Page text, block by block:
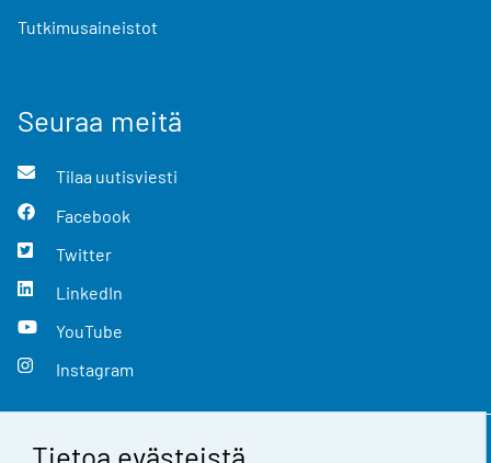
Tietoa evästeistä
Tutkimusaineistot
Seuraa meitä
Tilaa uutisviesti
Facebook
Twitter
LinkedIn
YouTube
Instagram